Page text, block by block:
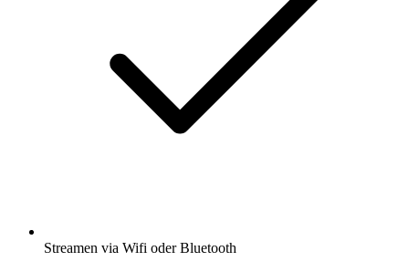
Streamen via Wifi oder Bluetooth